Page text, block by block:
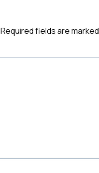
Required fields are marked